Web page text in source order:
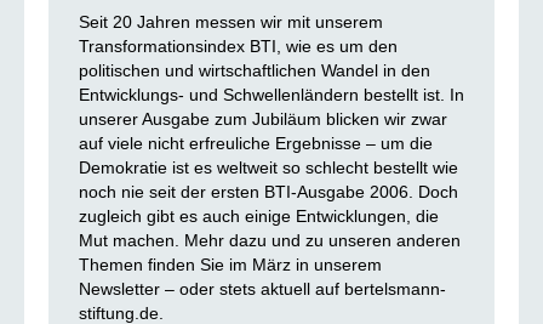
Seit 20 Jahren messen wir mit unserem
Transformationsindex BTI, wie es um den
politischen und wirtschaftlichen Wandel in den
Entwicklungs- und Schwellenländern bestellt ist. In
unserer Ausgabe zum Jubiläum blicken wir zwar
auf viele nicht erfreuliche Ergebnisse – um die
Demokratie ist es weltweit so schlecht bestellt wie
noch nie seit der ersten BTI-Ausgabe 2006. Doch
zugleich gibt es auch einige Entwicklungen, die
Mut machen. Mehr dazu und zu unseren anderen
Themen finden Sie im März in unserem
Newsletter – oder stets aktuell auf bertelsmann-
stiftung.de.